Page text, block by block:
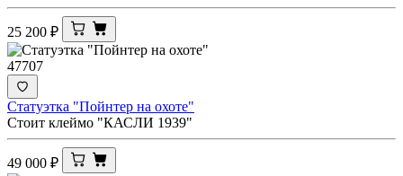
25 200 ₽
47707
Статуэтка "Пойнтер на охоте"
Стоит клеймо "КАСЛИ 1939"
49 000 ₽